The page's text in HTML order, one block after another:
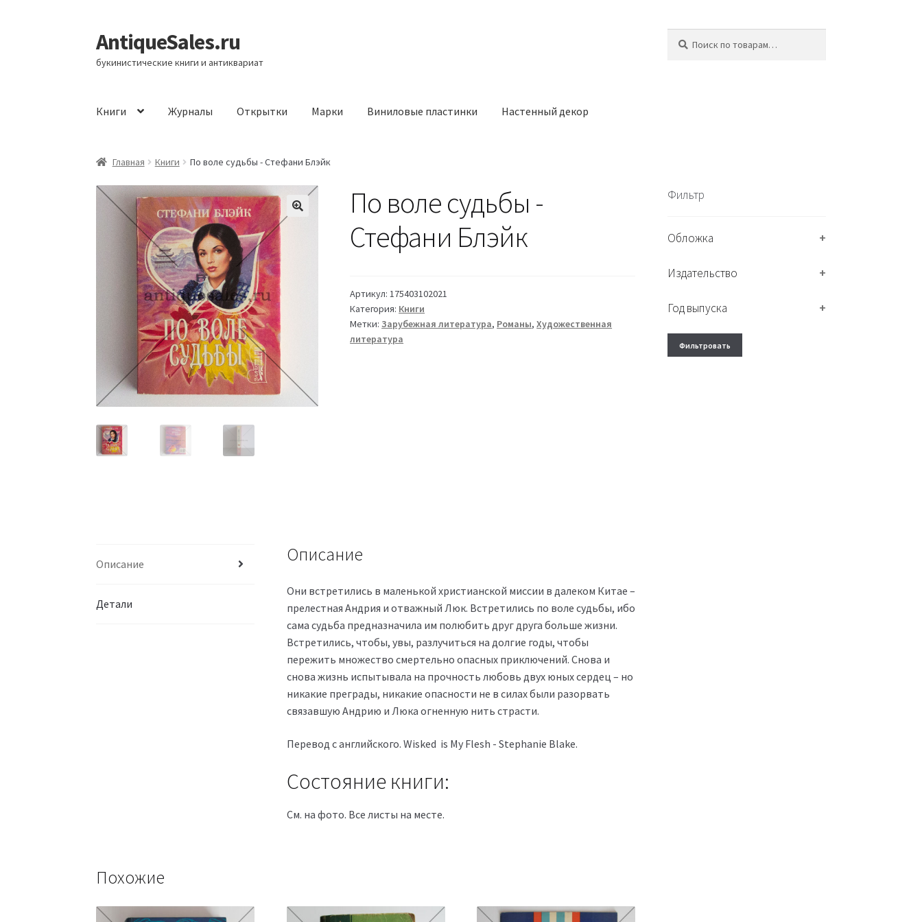
Перейти
к
навигации
Перейти
к
содержимому
AntiqueSales.ru
букинистические книги и антиквариат
Книги Журналы Открытки Марки Виниловые пластинки Настенный декор
ГлавнаяГлавная Книги По воле судьбы - Стефани Блэйк
По воле судьбы -
Стефани Блэйк
Артикул:175403102021
Категория: Книги
Метки:Зарубежная литература, Романы,Художественная
литература
Описание
Детали
Описание
Они встретились в маленькой христианской миссии в далеком Китае –
прелестная Андрия и отважный Люк. Встретились по воле судьбы, ибо
сама судьба предназначила им полюбить друг друга больше жизни.
Встретились, чтобы, увы, разлучиться на долгие годы, чтобы
пережить множество смертельно опасных приключений. Снова и
снова жизнь испытывала на прочность любовь двух юных сердец – но
никакие преграды, никакие опасности не в силах были разорвать
связавшую Андрию и Люка огненную нить страсти.
Перевод с английского. Wisked is My Flesh - Stephanie Blake.
Состояние книги:
См. на фото. Все листы на месте.
Похожие
Фильтр
Обложка +
Издательство +
Год выпуска +
Фильтровать